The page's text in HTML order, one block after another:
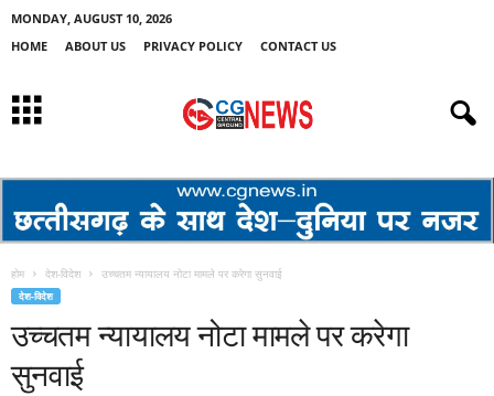
MONDAY, AUGUST 10, 2026
HOME
ABOUT US PRIVACY POLICY CONTACT US
होम देश-विदेश उच्चतम न्यायालय नोटा मामले पर करेगा सुनवाई
देश-विदेश
उच्चतम न्यायालय नोटा मामले पर करेगा
सुनवाई